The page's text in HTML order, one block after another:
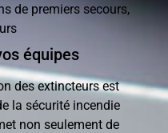
de premiers secours,
équipes
des extincteurs est
la sécurité incendie
non seulement de